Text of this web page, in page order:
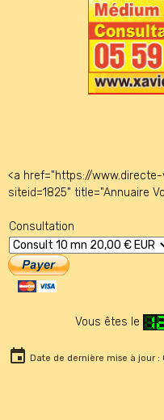
<a href="https://
siteid=1825" title="Annuaire
Consultation
Vous êtes le
Date de dernière mise à jour